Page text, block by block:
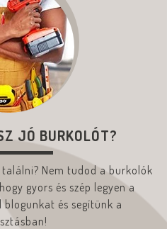
JÓ BURKOLÓT?
Nem tudod a burkolók
gyors és szép legyen a
blogunkat és segítünk a